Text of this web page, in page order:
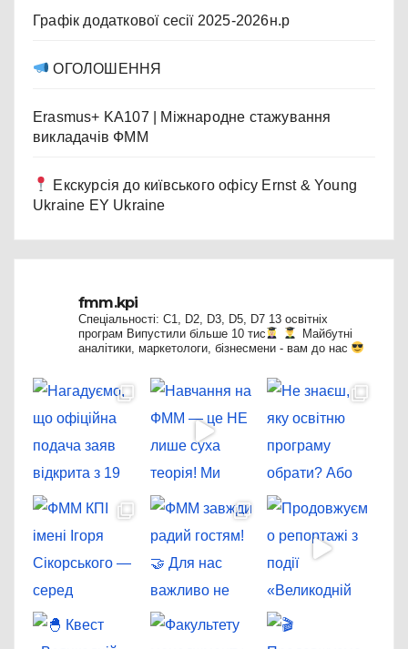
Графік додаткової сесії 2025-2026н.р
ОГОЛОШЕННЯ
Erasmus+ KA107 | Міжнародне стажування
викладачів ФММ
Екскурсія до київського офісу Ernst & Young
Ukraine EY Ukraine
fmm.kpi
Спеціальності: C1, D2, D3, D5, D7 13 освітніх
програм Випустили більше 10 тис
Майбутні
аналітики, маркетологи, бізнесмени - вам до нас